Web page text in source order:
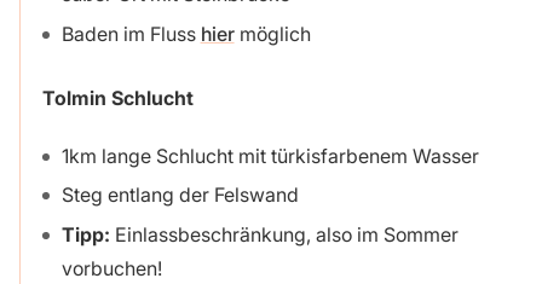
Baden im Fluss hiermöglich
Tolmin Schlucht
1km lange Schlucht mit türkisfarbenem Wasser
Steg entlang der Felswand
Tipp: Einlassbeschränkung, also im Sommer
vorbuchen!